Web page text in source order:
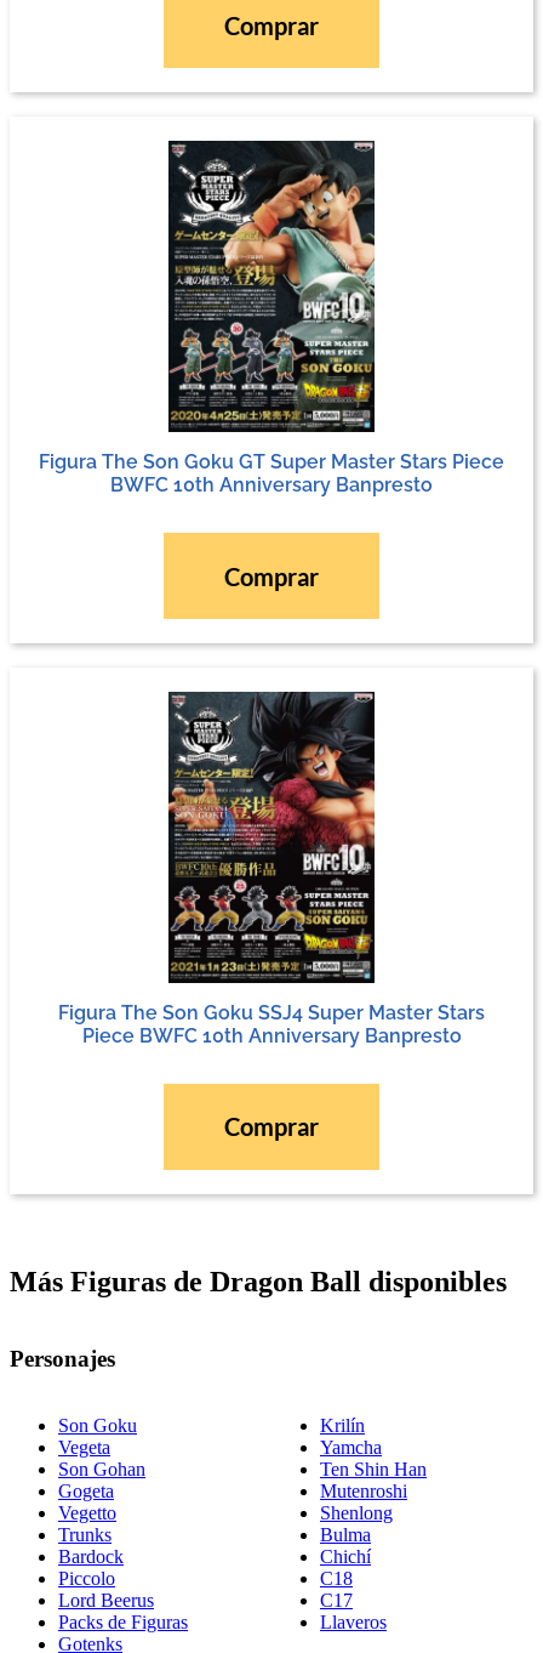
Comprar
Figura The Son Goku GT Super Master Stars Piece
BWFC 10th Anniversary Banpresto
Comprar
Figura The Son Goku SSJ4 Super Master Stars
Piece BWFC 10th Anniversary Banpresto
Comprar
Más Figuras de Dragon Ball disponibles
Personajes
Son Goku
Vegeta
Son Gohan
Gogeta
Vegetto
Trunks
Bardock
Piccolo
Lord Beerus
Packs de Figuras
Gotenks
Krilín
Yamcha
Ten Shin Han
Mutenroshi
Shenlong
Bulma
Chichí
C18
C17
Llaveros